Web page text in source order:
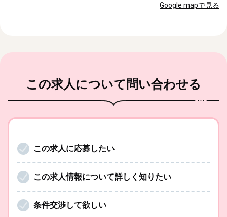
Google mapで見る
この求人について問い合わせる
この求人に応募したい
この求人情報について詳しく知りたい
条件交渉して欲しい